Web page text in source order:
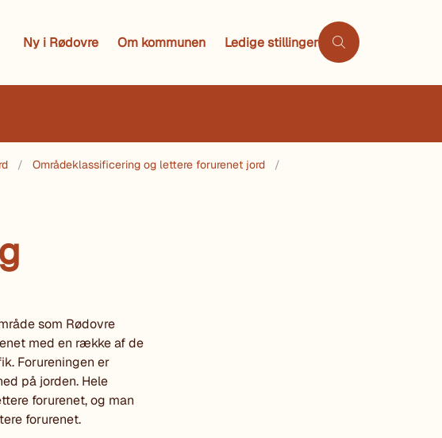
Ny i Rødovre Om kommunen Ledige stillinger
Områdeklassificering og lettere forurenet jord
som Rødovre
med en række af de
Forureningen er
på jorden. Hele
forurenet, og man
forurenet.